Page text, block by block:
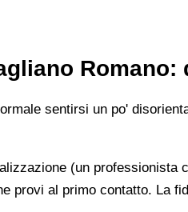
Romano:
sentirsi un po'
(un
provi al primo contatto. La